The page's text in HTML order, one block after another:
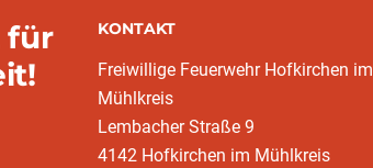
für
KONTAKT
Freiwillige Feuerwehr Hofkirchen im
Mühlkreis
Lembacher Straße 9
4142 Hofkirchen im Mühlkreis